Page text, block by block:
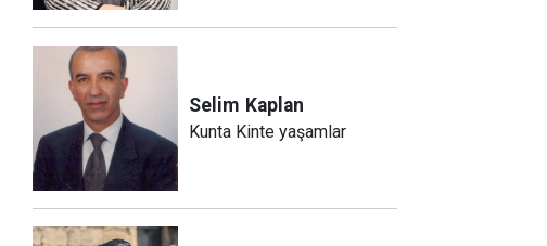
Selim Kaplan
Kunta Kinte yaşamlar